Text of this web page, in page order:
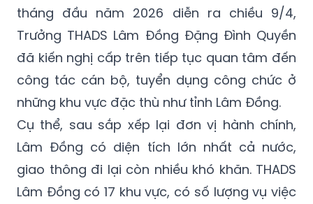
tháng đầu năm 2026 diễn ra chiều 9/4,
Trưởng THADS Lâm Đồng Đặng Đình Quyền
đã kiến nghị cấp trên tiếp tục quan tâm đến
công tác cán bộ, tuyển dụng công chức ở
những khu vực đặc thù như tỉnh Lâm Đồng.
Cụ thể, sau sắp xếp lại đơn vị hành chính,
Lâm Đồng có diện tích lớn nhất cả nước,
giao thông đi lại còn nhiều khó khăn. THADS
Lâm Đồng có 17 khu vực, có số lượng vụ việc